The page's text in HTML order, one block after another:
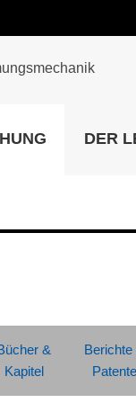
DER
&
Kapitel
Berichte
Patente